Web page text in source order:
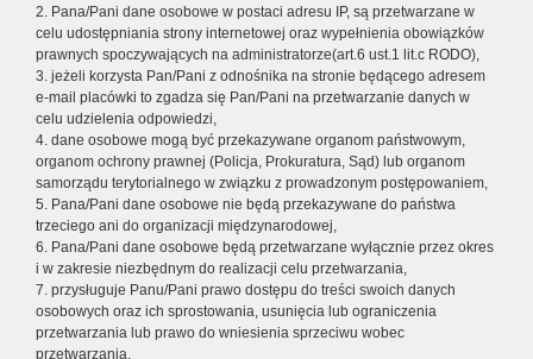
2. Pana/Pani dane osobowe w postaci adresu IP, są przetwarzane w
celu udostępniania strony internetowej oraz wypełnienia obowiązków
prawnych spoczywających na administratorze(art.6 ust.1 lit.c RODO),
3. jeżeli korzysta Pan/Pani z odnośnika na stronie będącego adresem
e-mail placówki to zgadza się Pan/Pani na przetwarzanie danych w
celu udzielenia odpowiedzi,
4. dane osobowe mogą być przekazywane organom państwowym,
organom ochrony prawnej (Policja, Prokuratura, Sąd) lub organom
samorządu terytorialnego w związku z prowadzonym postępowaniem,
5. Pana/Pani dane osobowe nie będą przekazywane do państwa
trzeciego ani do organizacji międzynarodowej,
6. Pana/Pani dane osobowe będą przetwarzane wyłącznie przez okres
i w zakresie niezbędnym do realizacji celu przetwarzania,
7. przysługuje Panu/Pani prawo dostępu do treści swoich danych
osobowych oraz ich sprostowania, usunięcia lub ograniczenia
przetwarzania lub prawo do wniesienia sprzeciwu wobec
przetwarzania,